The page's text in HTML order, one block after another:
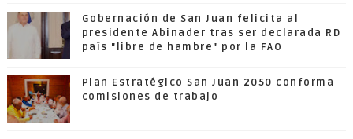
Gobernación de San Juan felicita al
presidente Abinader tras ser declarada RD
país "libre de hambre" por la FAO
Plan Estratégico San Juan 2050 conforma
comisiones de trabajo